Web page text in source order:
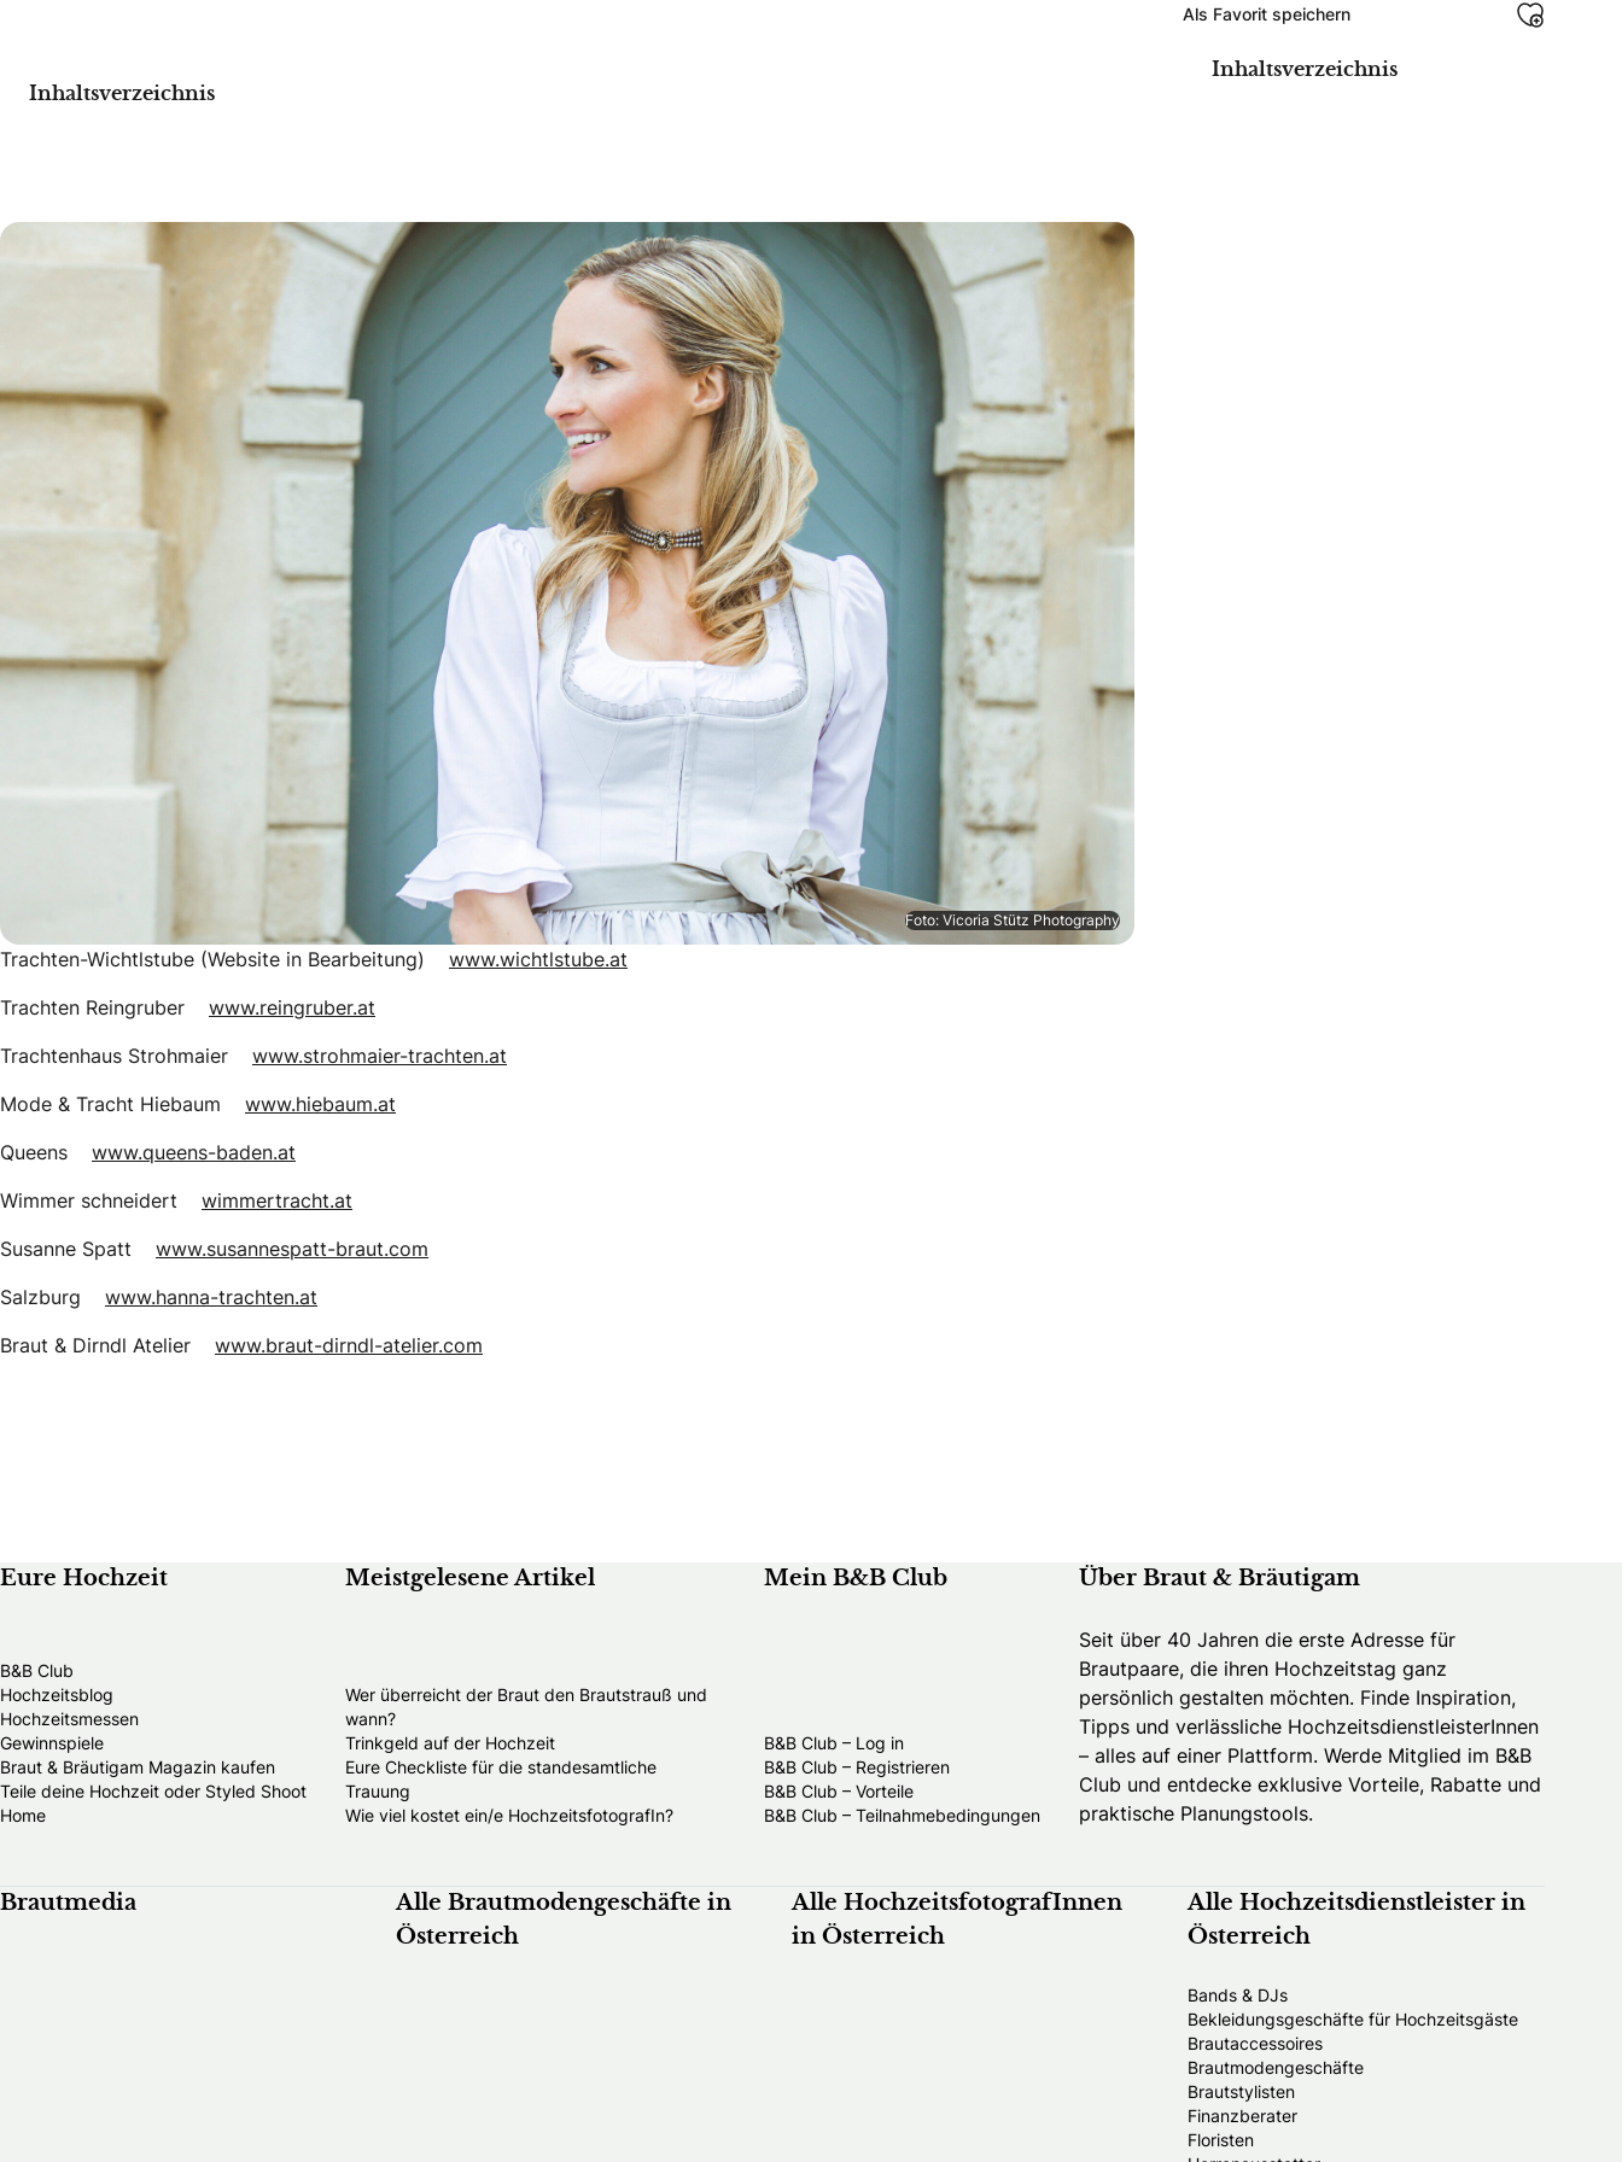
Inhaltsverzeichnis
Foto: Vicoria Stütz Photography
Trachten-Wichtlstube (Website in Bearbeitung) www.wichtlstube.at
Trachten Reingruber www.reingruber.at
Trachtenhaus Strohmaier www.strohmaier-trachten.at
Mode & Tracht Hiebaum www.hiebaum.at
Queens www.queens-baden.at
Wimmer schneidert wimmertracht.at
Susanne Spatt www.susannespatt-braut.com
Salzburg www.hanna-trachten.at
Braut & Dirndl Atelier www.braut-dirndl-atelier.com
Als Favorit speichern
Inhaltsverzeichnis
Eure Hochzeit
B&B Club
Hochzeitsblog
Hochzeitsmessen
Gewinnspiele
Braut & Bräutigam Magazin kaufen
Teile deine Hochzeit oder Styled Shoot
Home
Meistgelesene Artikel
Wer überreicht der Braut den Brautstrauß und
wann?
Trinkgeld auf der Hochzeit
Eure Checkliste für die standesamtliche
Trauung
Wie viel kostet ein/e HochzeitsfotografIn?
Mein B&B Club
B&B Club – Log in
B&B Club – Registrieren
B&B Club – Vorteile
B&B Club – Teilnahmebedingungen
Über Braut & Bräutigam
Seit über 40 Jahren die erste Adresse für
Brautpaare, die ihren Hochzeitstag ganz
persönlich gestalten möchten. Finde Inspiration,
Tipps und verlässliche HochzeitsdienstleisterInnen
– alles auf einer Plattform. Werde Mitglied im B&B
Club und entdecke exklusive Vorteile, Rabatte und
praktische Planungstools.
Brautmedia
Alle Brautmodengeschäfte in
Österreich
Alle HochzeitsfotografInnen
in Österreich
Alle Hochzeitsdienstleister in
Österreich
Bands & DJs
Bekleidungsgeschäfte für Hochzeitsgäste
Brautaccessoires
Brautmodengeschäfte
Brautstylisten
Finanzberater
Floristen